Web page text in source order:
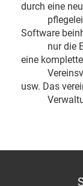
durch eine
Software
nur die
eine komplette
usw. Das